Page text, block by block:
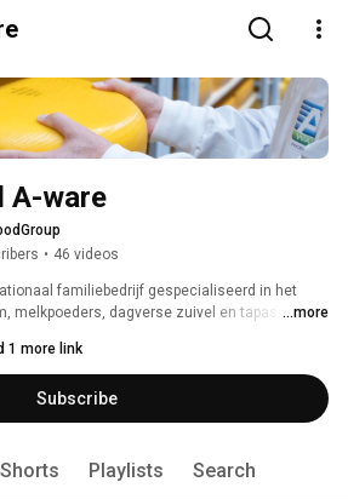
A-ware
• 46 videos
familiebedrijf gespecialiseerd in het
melkpoeders, dagverse zuivel en tapas. Onder
werken ruim 5.300 medewerkers op
over Europa en daarbuiten. Meer
...more
1 more link
Subscribe
Shorts Playlists Search